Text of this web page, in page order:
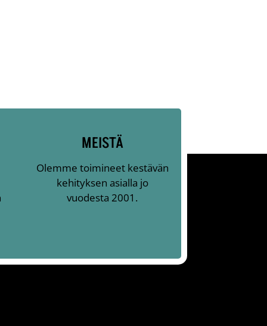
MEISTÄ
Olemme toimineet kestävän
kehityksen asialla jo
vuodesta 2001.